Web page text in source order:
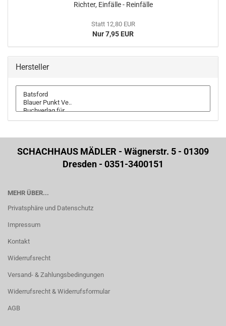
Richter, Einfälle - Reinfälle
Statt 12,80 EUR
Nur 7,95 EUR
Hersteller
SCHACHHAUS MÄDLER - Wägnerstr. 5 - 01309
Dresden - 0351-3400151
MEHR ÜBER...
Privatsphäre und Datenschutz
Impressum
Kontakt
Widerrufsrecht
Versand- & Zahlungsbedingungen
Widerrufsrecht & Widerrufsformular
AGB